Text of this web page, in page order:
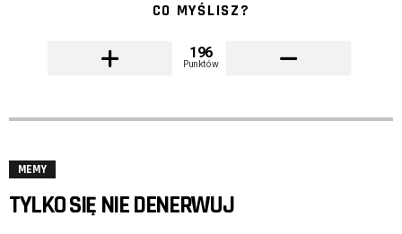
CO MYŚLISZ?
196
Punktów
MEMY
TYLKO SIĘ NIE DENERWUJ